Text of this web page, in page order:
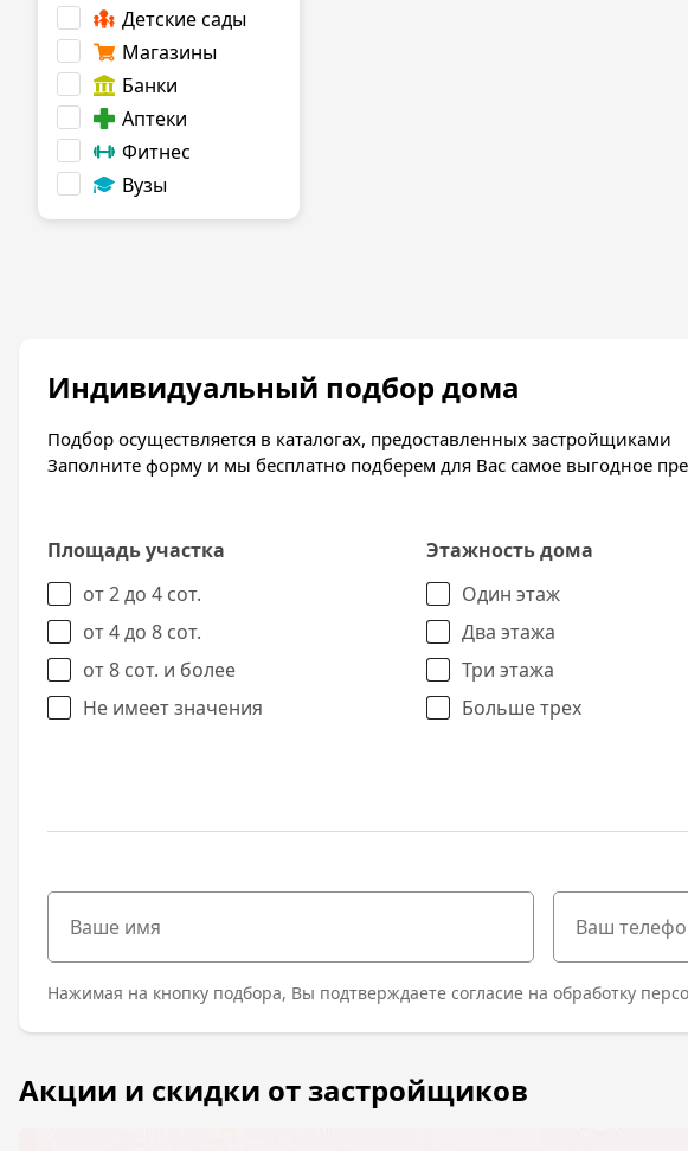
Детские сады
Магазины
Банки
Аптеки
Фитнес
Вузы
Индивидуальный подбор дома
Подбор осуществляется в каталогах, предоставленных застройщиками
Заполните форму и мы бесплатно подберем для Вас самое выгодное
Площадь участка
от 2 до 4 сот.
от 4 до 8 сот.
от 8 сот. и более
Не имеет значения
Этажность дома
Один этаж
Два этажа
Три этажа
Больше трех
Нажимая на кнопку подбора, Вы подтверждаете согласие на обработку